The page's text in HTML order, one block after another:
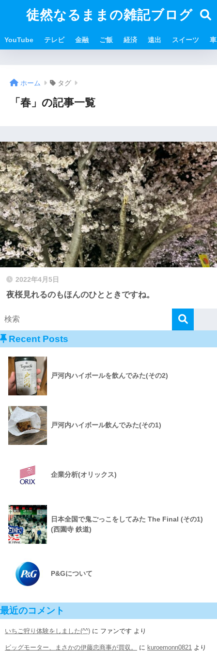
徒然なるままの雑記ブログ
YouTube テレビ 金融 ご飯 経済 遠出 スイーツ 車
ホーム タグ
「春」の記事一覧
2022年4月5日
夜桜見れるのもほんのひとときですね。
Recent Posts
戸河内ハイボールを飲んでみた(その2)
戸河内ハイボール飲んでみた(その1)
企業分析(オリックス)
日本全国で鬼ごっこをしてみた The Final (その1)
(西園寺 鉄道)
P&Gについて
最近のコメント
いちご狩り体験をしました(^^) に ファンです より
ビッグモーター、まさかの伊藤忠商事が買収。 に kuroemonn0821 より